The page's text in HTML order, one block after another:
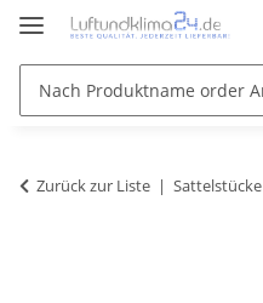
Zurück zur Liste Sattelstücke